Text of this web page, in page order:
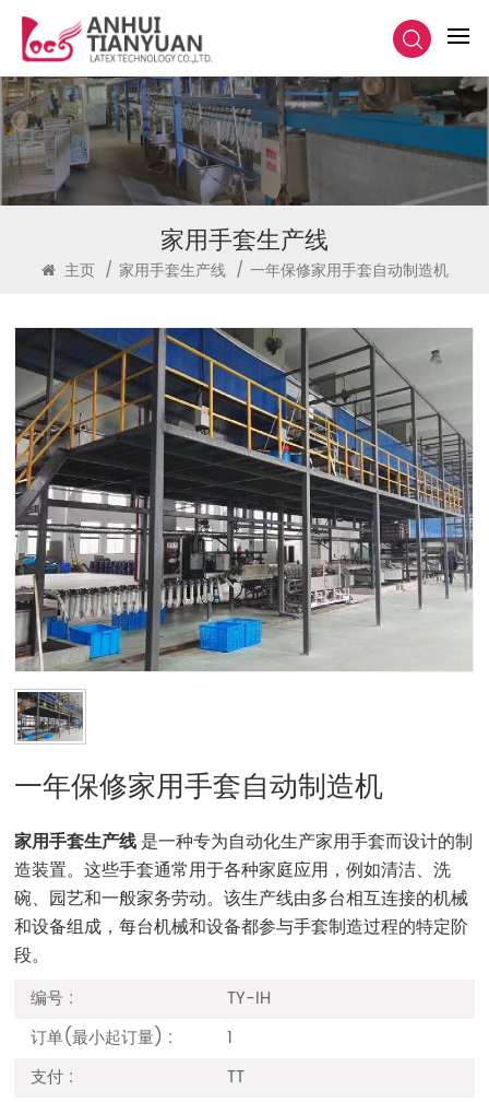
家用手套生产线
主页 / 家用手套生产线 / 一年保修家用手套自动制造机
一年保修家用手套自动制造机
家用手套生产线 是一种专为自动化生产家用手套而设计的制
造装置。这些手套通常用于各种家庭应用，例如清洁、洗
碗、园艺和一般家务劳动。该生产线由多台相互连接的机械
和设备组成，每台机械和设备都参与手套制造过程的特定阶
段。
编号 :
TY-IH
订单(最小起订量) :
1
支付 :
TT